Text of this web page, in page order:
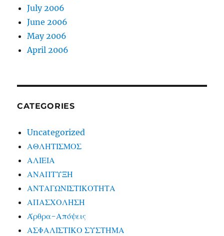
July 2006
June 2006
May 2006
April 2006
CATEGORIES
Uncategorized
ΑΘΛΗΤΙΣΜΟΣ
ΑΛΙΕΙΑ
ΑΝΑΠΤΥΞΗ
ΑΝΤΑΓΩΝΙΣΤΙΚΟΤΗΤΑ
ΑΠΑΣΧΟΛΗΣΗ
Άρθρα-Απόψεις
ΑΣΦΑΛΙΣΤΙΚΟ ΣΥΣΤΗΜΑ